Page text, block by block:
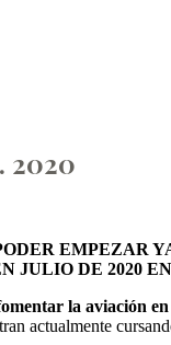
2020
JULIO DE 2020
la aviación en
actualmente